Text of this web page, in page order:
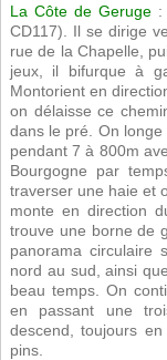
La Côte de Geruge :
CD117). Il se dirige
rue de la Chapelle,
jeux, il bifurque à
Montorient en
on délaisse ce
dans le pré. On
pendant 7 à 800m
Bourgogne par
traverser une haie et
monte en direction
trouve une borne de
panorama circulaire
nord au sud, ainsi
beau temps. On
en passant une
descend, toujours
pins.